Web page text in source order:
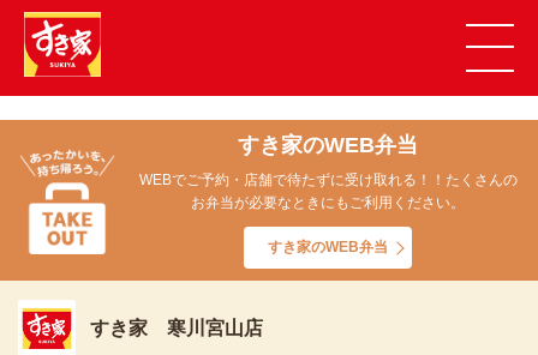
すき家のWEB弁当
WEBでご予約・店舗で待たずに受け取れる！！たくさんの
お弁当が必要なときにもご利用ください。
すき家のWEB弁当
すき家 寒川宮山店